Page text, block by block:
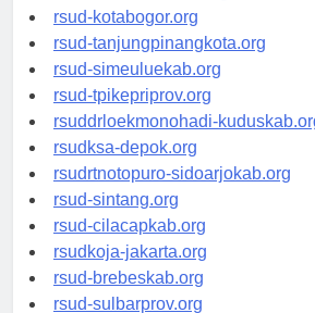
rsud-kotamakassar.org
rsud-kotabogor.org
rsud-tanjungpinangkota.org
rsud-simeuluekab.org
rsud-tpikepriprov.org
rsuddrloekmonohadi-kuduskab.org
rsudksa-depok.org
rsudrtnotopuro-sidoarjokab.org
rsud-sintang.org
rsud-cilacapkab.org
rsudkoja-jakarta.org
rsud-brebeskab.org